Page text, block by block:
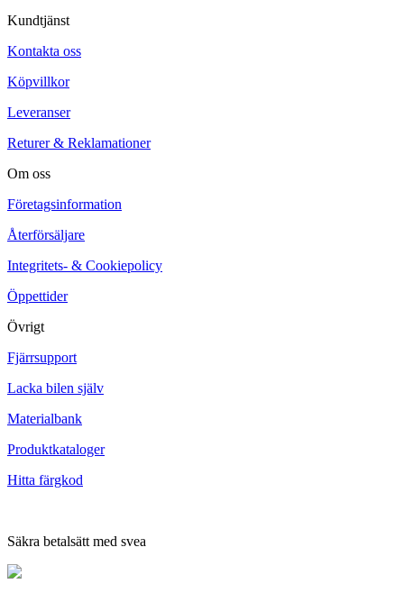
Kundtjänst
Kontakta oss
Köpvillkor
Leveranser
Returer & Reklamationer
Om oss
Företagsinformation
Återförsäljare
Integritets- & Cookiepolicy
Öppettider
Övrigt
Fjärrsupport
Lacka bilen själv
Materialbank
Produktkataloger
Hitta färgkod
Säkra betalsätt med svea